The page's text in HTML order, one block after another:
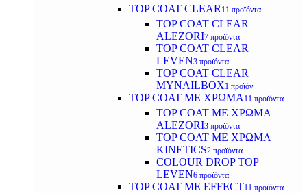
TOP COAT CLEAR 11 προϊόντα
TOP COAT CLEAR
ALEZORI7 προϊόντα
TOP COAT CLEAR
LEVEN3 προϊόντα
TOP COAT CLEAR
MYNAILBOX1 προϊόν
TOP COAT ΜΕ ΧΡΩΜΑ 11 προϊόντα
TOP COAT ΜΕ ΧΡΩΜΑ
ALEZORI3 προϊόντα
TOP COAT ΜΕ ΧΡΩΜΑ
KINETICS2 προϊόντα
COLOUR DROP TOP
LEVEN6 προϊόντα
TOP COAT ΜΕ EFFECT11 προϊόντα